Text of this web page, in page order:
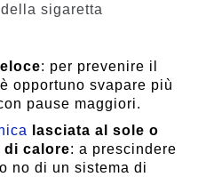
sigaretta
: per prevenire il
opportuno svapare più
pause maggiori.
lasciata al sole o
di calore: a prescindere
no di un sistema di